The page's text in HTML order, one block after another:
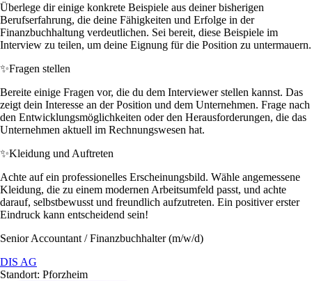
Überlege dir einige konkrete Beispiele aus deiner bisherigen
Berufserfahrung, die deine Fähigkeiten und Erfolge in der
Finanzbuchhaltung verdeutlichen. Sei bereit, diese Beispiele im
Interview zu teilen, um deine Eignung für die Position zu untermauern.
✨Fragen stellen
Bereite einige Fragen vor, die du dem Interviewer stellen kannst. Das
zeigt dein Interesse an der Position und dem Unternehmen. Frage nach
den Entwicklungsmöglichkeiten oder den Herausforderungen, die das
Unternehmen aktuell im Rechnungswesen hat.
✨Kleidung und Auftreten
Achte auf ein professionelles Erscheinungsbild. Wähle angemessene
Kleidung, die zu einem modernen Arbeitsumfeld passt, und achte
darauf, selbstbewusst und freundlich aufzutreten. Ein positiver erster
Eindruck kann entscheidend sein!
Senior Accountant / Finanzbuchhalter (m/w/d)
DIS AG
Standort: Pforzheim